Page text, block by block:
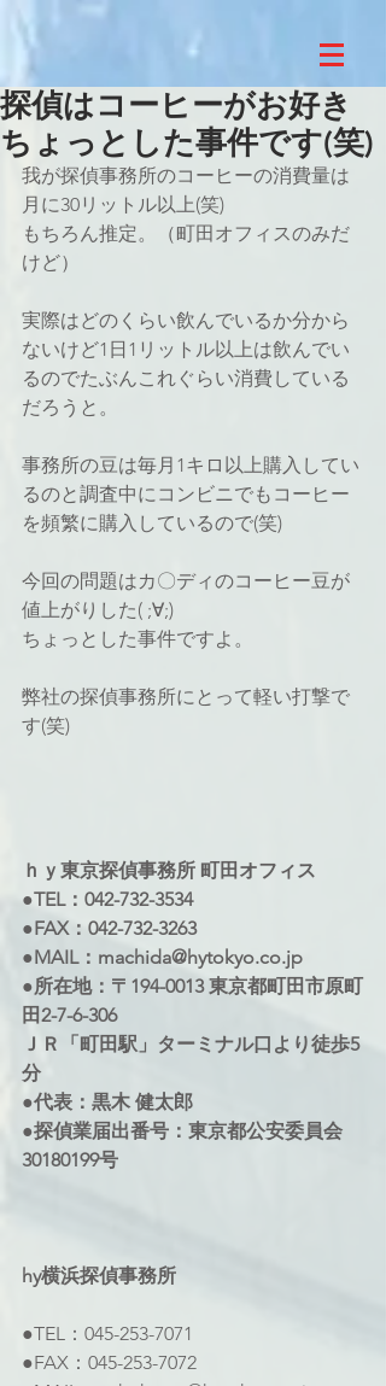
探偵はコーヒーがお好き
ちょっとした事件です(笑)
我が探偵事務所のコーヒーの消費量は
月に30リットル以上(笑)
もちろん推定。（町田オフィスのみだ
けど）
実際はどのくらい飲んでいるか分から
ないけど1日1リットル以上は飲んでい
るのでたぶんこれぐらい消費している
だろうと。
事務所の豆は毎月1キロ以上購入してい
るのと調査中にコンビニでもコーヒー
を頻繁に購入しているので(笑)
今回の問題はカ〇ディのコーヒー豆が
値上がりした( ;∀;)
ちょっとした事件ですよ。
弊社の探偵事務所にとって軽い打撃で
す(笑)
ｈｙ東京探偵事務所 町田オフィス
●TEL：042-732-3534
●FAX：042-732-3263
●MAIL：machida@hytokyo.co.jp
●所在地：〒194-0013 東京都町田市原町
田2-7-6-306
ＪＲ「町田駅」ターミナル口より徒歩5
分
●代表：黒木 健太郎
●探偵業届出番号：東京都公安委員会
30180199号
hy横浜探偵事務所
●TEL：045-253-7071
●FAX：045-253-7072